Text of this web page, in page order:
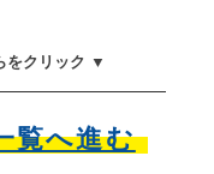
をクリック ▼
覧へ進む